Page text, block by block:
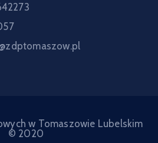
w Tomaszowie Lubelskim
© 2020